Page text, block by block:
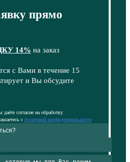
прямо
14% на заказ
с Вами в течение 15
и Вы обсудите
согласие на обработку
с политикой конфиденциальности